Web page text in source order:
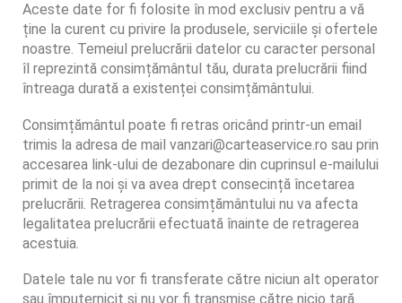
Aceste date for fi folosite în mod exclusiv pentru a vă
ține la curent cu privire la produsele, serviciile și ofertele
noastre. Temeiul prelucrării datelor cu caracter personal
îl reprezintă consimțământul tău, durata prelucrării fiind
întreaga durată a existenței consimțământului.
Consimțământul poate fi retras oricând printr-un email
trimis la adresa de mail vanzari@carteaservice.ro sau prin
accesarea link-ului de dezabonare din cuprinsul e-mailului
primit de la noi și va avea drept consecință încetarea
prelucrării. Retragerea consimțământului nu va afecta
legalitatea prelucrării efectuată înainte de retragerea
acestuia.
Datele tale nu vor fi transferate către niciun alt operator
sau împuternicit și nu vor fi transmise către nicio țară